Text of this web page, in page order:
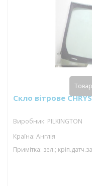
Скло вітрове
Виробник: PILKINGTON
Країна: Англія